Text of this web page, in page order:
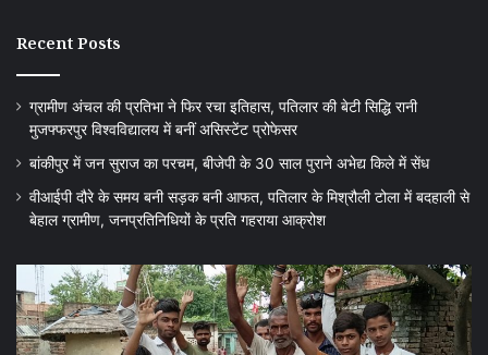
Recent Posts
ग्रामीण अंचल की प्रतिभा ने फिर रचा इतिहास, पतिलार की बेटी सिद्धि रानी
मुजफ्फरपुर विश्वविद्यालय में बनीं असिस्टेंट प्रोफेसर
बांकीपुर में जन सुराज का परचम, बीजेपी के 30 साल पुराने अभेद्य किले में सेंध
वीआईपी दौरे के समय बनी सड़क बनी आफत, पतिलार के मिश्रौली टोला में बदहाली से
बेहाल ग्रामीण, जनप्रतिनिधियों के प्रति गहराया आक्रोश
वीआईपी
दौरे
के
समय